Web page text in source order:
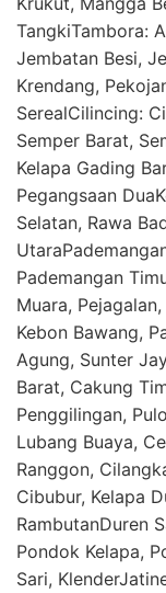
TangkiTambora:
Jembatan Besi,
Krendang,
SerealCilincing:
Semper Barat,
Kelapa Gading
Pegangsaan
Selatan, Rawa
Pademangan
Muara,
Kebon Bawang,
Agung, Sunter
Barat, Cakung
Penggilingan,
Lubang Buaya,
Ranggon,
Cibubur, Kelapa
RambutanDuren
Pondok Kelapa,
Sari,